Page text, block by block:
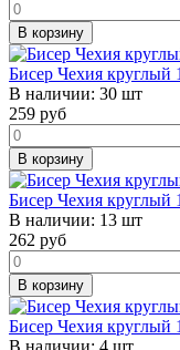
В корзину
Бисер Чехия круглый
В наличии: 30 шт
259 руб
В корзину
Бисер Чехия круглый
В наличии: 13 шт
262 руб
В корзину
Бисер Чехия круглый
В наличии: 4 шт